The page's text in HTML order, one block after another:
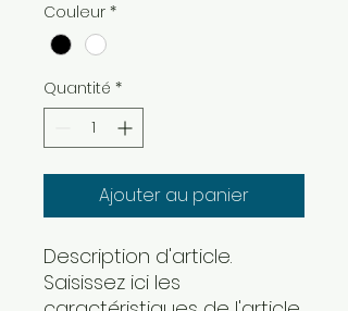
Couleur *
Quantité *
Ajouter au panier
Description d'article.
Saisissez ici les